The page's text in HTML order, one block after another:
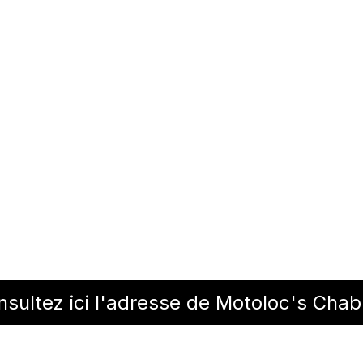
ici l'adresse de Motoloc's